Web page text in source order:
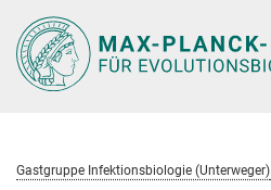
Hauptinhalt
Gastgruppe Infektionsbiologie (Unterweger)